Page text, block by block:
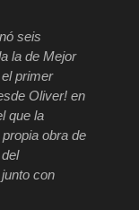
seis
la de Mejor
primer
Oliver!en
que la
obra de
con